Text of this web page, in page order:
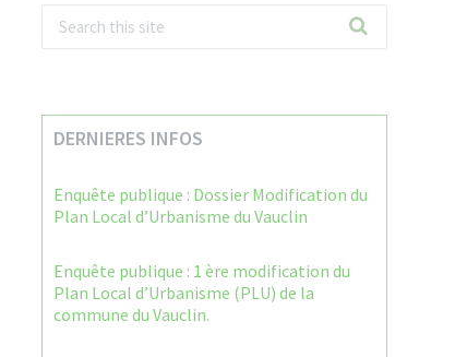
DERNIERES INFOS
Enquête publique : Dossier Modification du
Plan Local d’Urbanisme du Vauclin
Enquête publique : 1 ère modification du
Plan Local d’Urbanisme (PLU) de la
commune du Vauclin.